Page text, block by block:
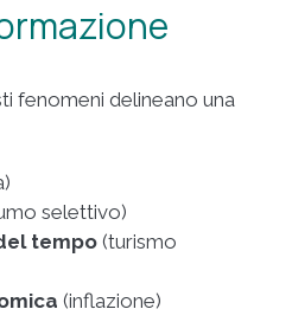
fenomeni delineano una
selettivo)
tempo (turismo
(inflazione)